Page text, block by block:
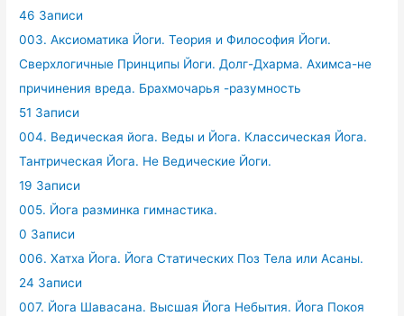
46 Записи
003. Аксиоматика Йоги. Теория и Философия Йоги.
Сверхлогичные Принципы Йоги. Долг-Дхарма. Ахимса-не
причинения вреда. Брахмочарья -разумность
51 Записи
004. Ведическая йога. Веды и Йога. Классическая Йога.
Тантрическая Йога. Не Ведические Йоги.
19 Записи
005. Йога разминка гимнастика.
0 Записи
006. Хатха Йога. Йога Статических Поз Тела или Асаны.
24 Записи
007. Йога Шавасана. Высшая Йога Небытия. Йога Покоя